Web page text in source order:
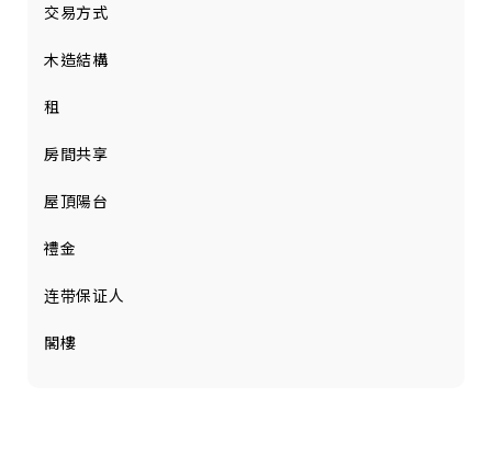
交易方式
木造結構
租
房間共享
屋頂陽台
禮金
连带保证人
閣樓